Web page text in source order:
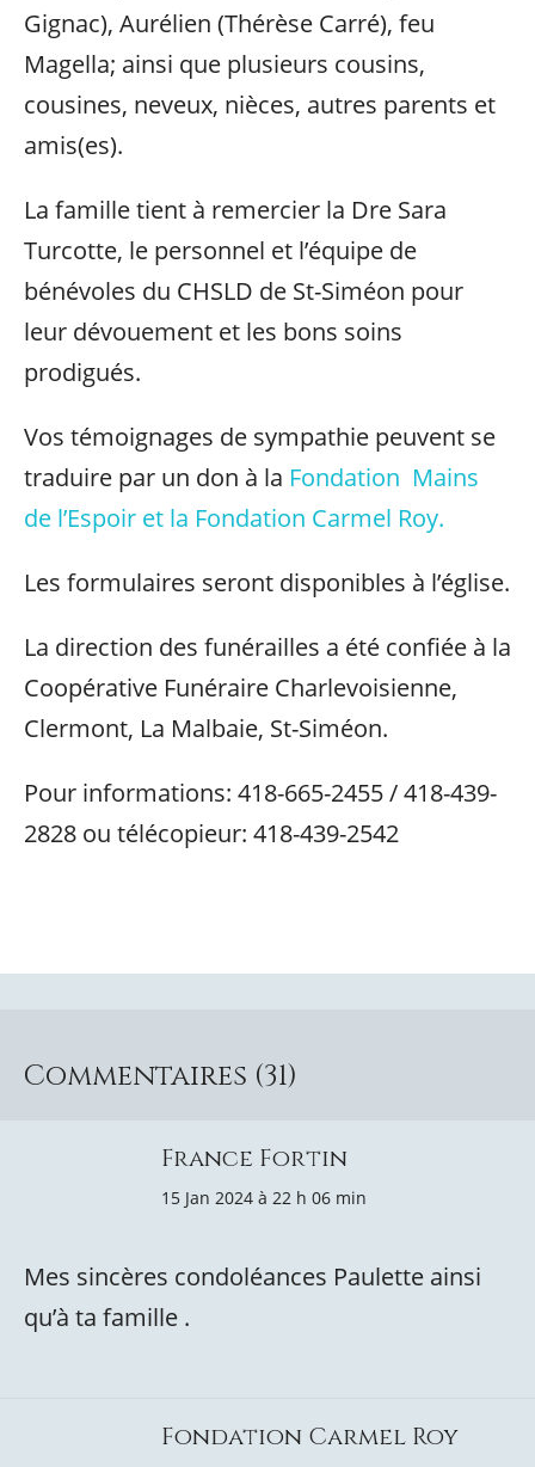
Gignac), Aurélien (Thérèse Carré), feu
Magella; ainsi que plusieurs cousins,
cousines, neveux, nièces, autres parents et
amis(es).
La famille tient à remercier la Dre Sara
Turcotte, le personnel et l’équipe de
bénévoles du CHSLD de St-Siméon pour
leur dévouement et les bons soins
prodigués.
Vos témoignages de sympathie peuvent se
traduire par un don à la Fondation Mains
de l’Espoir et la Fondation Carmel Roy.
Les formulaires seront disponibles à l’église.
La direction des funérailles a été confiée à la
Coopérative Funéraire Charlevoisienne,
Clermont, La Malbaie, St-Siméon.
Pour informations: 418-665-2455 / 418-439-
2828 ou télécopieur: 418-439-2542
Commentaires (31)
France Fortin
15 Jan 2024 à 22 h 06 min
Mes sincères condoléances Paulette ainsi
qu’à ta famille .
Fondation Carmel Roy